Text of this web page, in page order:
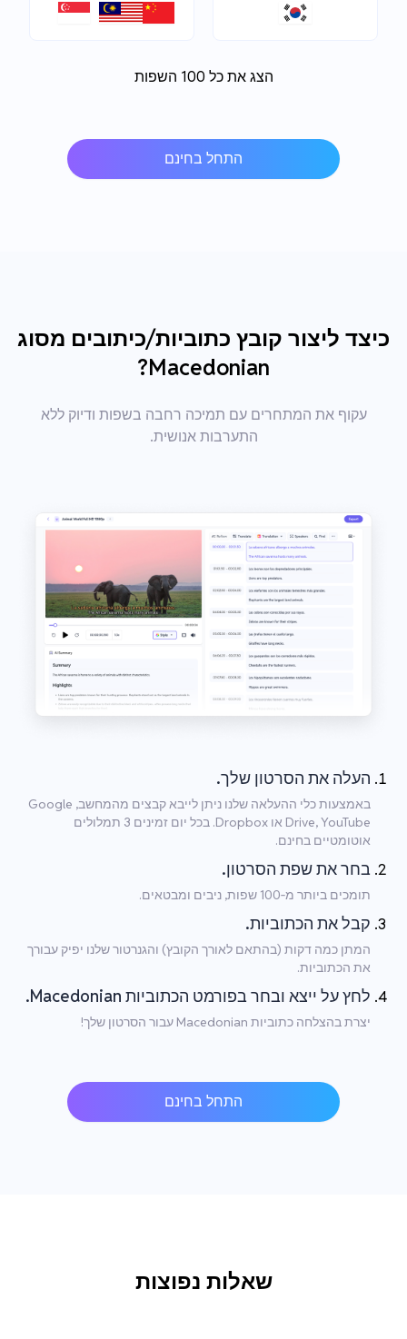
הצג את כל 100 השפות
התחל בחינם
כיצד ליצור קובץ כתוביות/כיתובים מסוג
Macedonian?
עקוף את המתחרים עם תמיכה רחבה בשפות ודיוק ללא
התערבות אנושית.
העלה את הסרטון שלך.
באמצעות כלי ההעלאה שלנו ניתן לייבא קבצים מהמחשב, Google
Drive, YouTube או Dropbox. בכל יום זמינים 3 תמלולים
אוטומטיים בחינם.
בחר את שפת הסרטון.
תומכים ביותר מ‑100 שפות, ניבים ומבטאים.
קבל את הכתוביות.
המתן כמה דקות (בהתאם לאורך הקובץ) והגנרטור שלנו יפיק עבורך
את הכתוביות.
לחץ על ייצא ובחר בפורמט הכתוביות Macedonian.
יצרת בהצלחה כתוביות Macedonian עבור הסרטון שלך!
התחל בחינם
שאלות נפוצות